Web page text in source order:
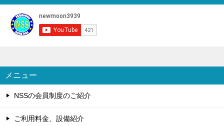
メニュー
NSSの会員制度のご紹介
ご利用料金、設備紹介